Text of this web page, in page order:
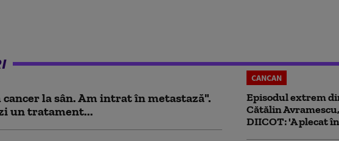
la sân. Am intrat în metastază".
un tratament...
CANCAN
Episodul extrem
Cătălin
DIICOT: 'A plecat